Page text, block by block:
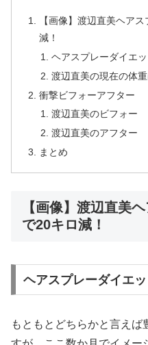
【画像】渡辺直美ヘア
減！
ヘアスプレーダイエ
渡辺直美の現在の体
衝撃ビフォーアフター
渡辺直美のビフォー
渡辺直美のアフター
まとめ
【画像】渡辺直美
で20キロ減！
ヘアスプレーダイエ
もともとどちらかと言え